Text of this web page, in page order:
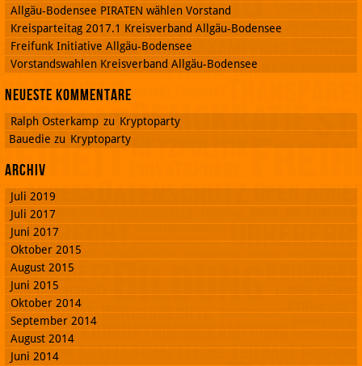
Allgäu-Bodensee PIRATEN wählen Vorstand
Kreisparteitag 2017.1 Kreisverband Allgäu-Bodensee
Freifunk Initiative Allgäu-Bodensee
Vorstandswahlen Kreisverband Allgäu-Bodensee
Neueste Kommentare
Ralph Osterkamp zu Kryptoparty
Bauedie zu Kryptoparty
Archiv
Juli 2019
Juli 2017
Juni 2017
Oktober 2015
August 2015
Juni 2015
Oktober 2014
September 2014
August 2014
Juni 2014